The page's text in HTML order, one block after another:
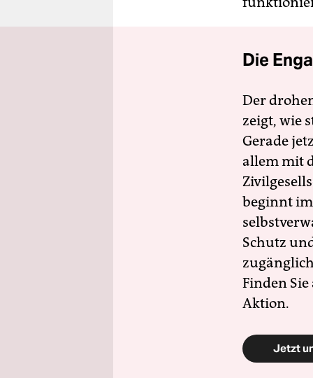
Die
Der
zeigt, wie
Gerade
allem mit
beginnt
Schutz
Finden
Aktion.
Jetzt